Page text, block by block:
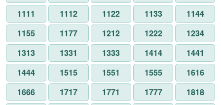
1111
1112 1122 1133
1144
1155
1177 1212 1222
1234
1313
1331 1333 1414
1441
1444
1515 1551 1555
1616
1666
1717 1771 1777
1818